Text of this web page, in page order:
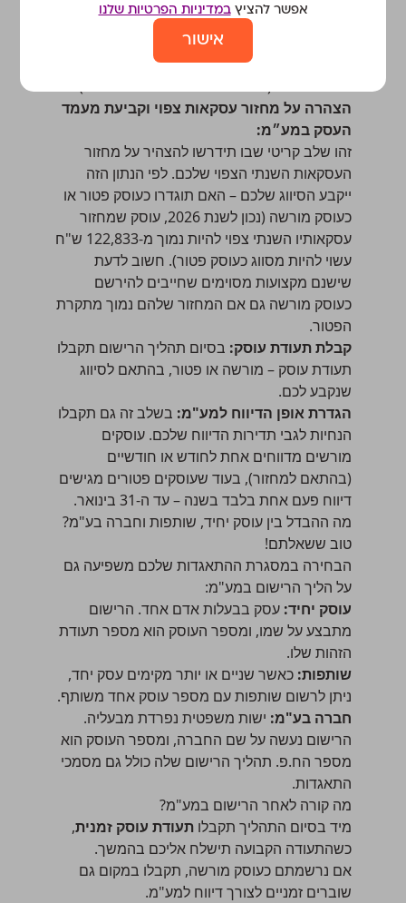
שלכם מספר מזהה. אם אתם עוסק יחיד – תקבלו
מספר עוסק הזהה למספר תעודת הזהות שלכם.
אם פתחתם חברה בע"מ – מספר העוסק יהיה
הצהרה על מחזור עסקאות צפוי וקביעת מעמד
העסק במע״מ:
זהו שלב קריטי שבו תידרשו להצהיר על מחזור
העסקאות השנתי הצפוי שלכם. לפי הנתון הזה
ייקבע הסיווג שלכם – האם תוגדרוכעוסק פטור או
כעוסק מורשה
(נכון לשנת 2026, עוסק שמחזור
עסקאותיו השנתי צפוי להיות נמוך מ-122,833 ש"ח
עשוי להיות מסווג כעוסק פטור). חשוב לדעת
שישנם מקצועות מסוימים שחייבים להירשם
כעוסק מורשה גם אם המחזור שלהם נמוך מתקרת
הפטור.
קבלת תעודת עוסק: בסיום תהליך הרישום תקבלו
תעודת עוסק – מורשה או פטור, בהתאם לסיווג
שנקבע לכם.
הגדרת אופן הדיווח למע"מ: בשלב זה גם תקבלו
הנחיות לגבי תדירות הדיווח שלכם. עוסקים
מורשים מדווחים אחת לחודש או חודשיים
(בהתאם למחזור), בעוד שעוסקים פטורים מגישים
דיווח פעם אחת בלבד בשנה – עד ה-31 בינואר.
מה ההבדל בין עוסק יחיד, שותפות וחברה בע"מ?
טוב ששאלתם!
הבחירה במסגרת ההתאגדות שלכם משפיעה גם
על הליך הרישום במע"מ:
עוסק יחיד: עסק בבעלות אדם אחד. הרישום
מתבצע על שמו, ומספר העוסק הוא מספר תעודת
הזהות שלו.
שותפות: כאשר שניים או יותר מקימים עסק יחד,
ניתן לרשום שותפות עם מספר עוסק אחד משותף.
חברה בע"מ: ישות משפטית נפרדת מבעליה.
הרישום נעשה על שם החברה, ומספר העוסק הוא
מספר הח.פ. תהליך הרישום שלה כולל גם מסמכי
התאגדות.
מה קורה לאחר הרישום במע"מ?
מיד בסיום התהליך תקבלותעודת עוסק זמנית,
כשהתעודה הקבועה תישלח אליכם בהמשך.
אם נרשמתם כעוסק מורשה, תקבלו במקום גם
שוברים זמניים לצורך דיווח למע"מ.
אפשר להציץבמדיניות הפרטיות שלנו
אישור